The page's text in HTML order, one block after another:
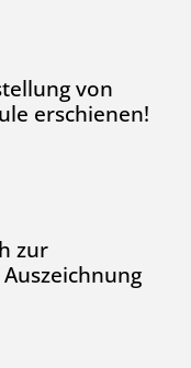
von
erschienen!
Differenz in der
zur